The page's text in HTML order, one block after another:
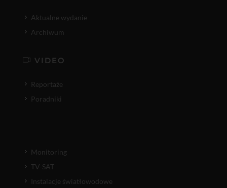
Aktualne wydanie
Archiwum
VIDEO
Reportaże
Poradniki
Monitoring
TV-SAT
Instalacje światłowodowe